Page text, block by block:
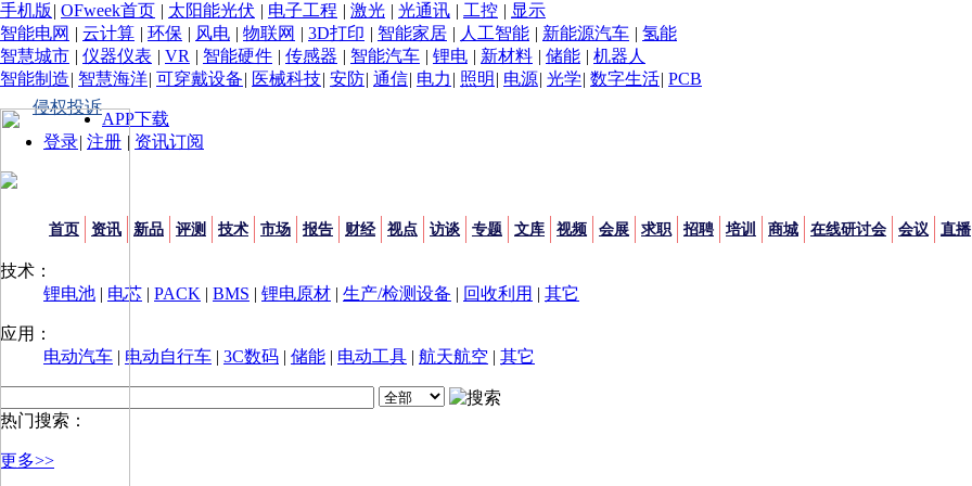
手机版 | OFweek首页 | 太阳能光伏 | 电子工程 | 激光 | 光通讯 | 工控 | 显示
智能电网 | 云计算 | 环保 | 风电 | 物联网 | 3D打印 | 智能家居 | 人工智能 | 新能源汽车 | 氢能
智慧城市 | 仪器仪表 | VR | 智能硬件 | 传感器 | 智能汽车 | 锂电 | 新材料 | 储能 | 机器人
智能制造| 智慧海洋| 可穿戴设备| 医械科技| 安防| 通信| 电力 | 照明 | 电源| 光学| 数字生活| PCB
侵权投诉
APP下载
登录| 注册 | 资讯订阅
首页 资讯 新品 评测 技术 市场 报告 财经 视点 访谈 专题 文库 视频 会展 求职 招聘 培训 商城 在线研讨会 会议 直播
技术：
锂电池 | 电芯 | PACK | BMS | 锂电原材 | 生产/检测设备 | 回收利用 | 其它
应用：
电动汽车 | 电动自行车 | 3C数码 | 储能 | 电动工具 | 航天航空 | 其它
热门搜索：
更多>>